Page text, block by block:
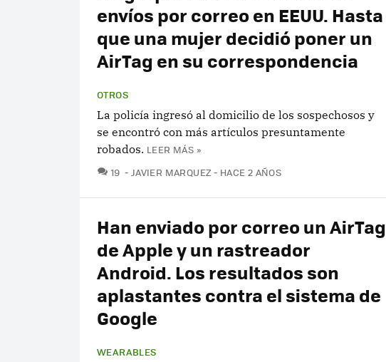
envíos por correo en EEUU. Hasta
que una mujer decidió poner un
AirTag en su correspondencia
OTROS
La policía ingresó al domicilio de los sospechosos y
se encontró con más artículos presuntamente
robados. LEER MÁS »
19 COMENTARIOS
JAVIER MARQUEZ HACE 2 AÑOS
Han enviado por correo un AirTag
de Apple y un rastreador
Android. Los resultados son
aplastantes contra el sistema de
Google
WEARABLES